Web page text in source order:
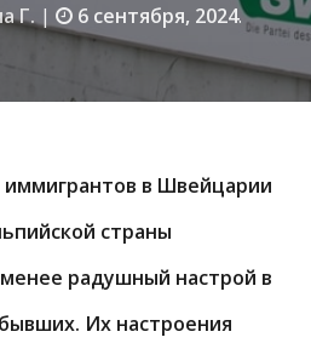
Г. | 6 сентября, 2024.
иммигрантов в Швейцарии
страны
радушный настрой в
Их настроения